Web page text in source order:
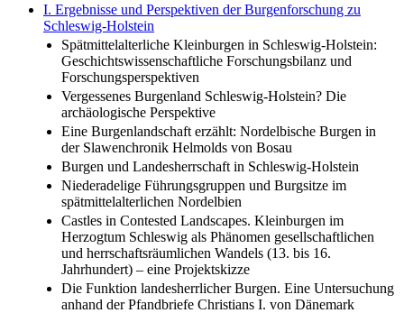
I. Ergebnisse und Perspektiven der Burgenforschung zu
Schleswig-Holstein
Spätmittelalterliche Kleinburgen in Schleswig-Holstein:
Geschichtswissenschaftliche Forschungsbilanz und
Forschungsperspektiven
Vergessenes Burgenland Schleswig-Holstein? Die
archäologische Perspektive
Eine Burgenlandschaft erzählt: Nordelbische Burgen in
der Slawenchronik Helmolds von Bosau
Burgen und Landesherrschaft in Schleswig-Holstein
Niederadelige Führungsgruppen und Burgsitze im
spätmittelalterlichen Nordelbien
Castles in Contested Landscapes. Kleinburgen im
Herzogtum Schleswig als Phänomen gesellschaftlichen
und herrschaftsräumlichen Wandels (13. bis 16.
Jahrhundert) – eine Projektskizze
Die Funktion landesherrlicher Burgen. Eine Untersuchung
anhand der Pfandbriefe Christians I. von Dänemark